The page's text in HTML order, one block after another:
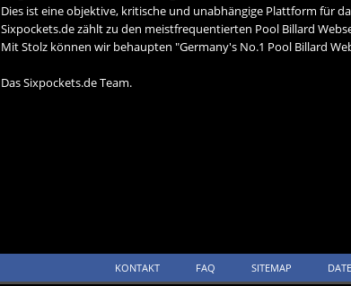
Dies ist eine objektive, kritische und unabhängige Plattform für
Sixpockets.de zählt zu den meistfrequentierten Pool Billard
Mit Stolz können wir behaupten "Germany's No.1 Pool Billard
Das Sixpockets.de Team.
KONTAKT FAQ SITEMAP